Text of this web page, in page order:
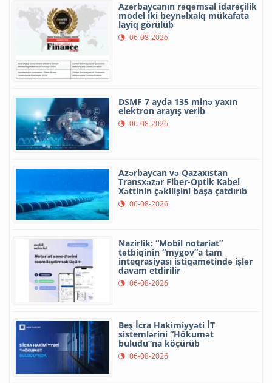
Azərbaycanın rəqəmsal idarəçilik
model iki beynəlxalq mükafata
layiq görülüb
06-08-2026
DSMF 7 ayda 135 minə yaxın
elektron arayış verib
06-08-2026
Azərbaycan və Qazaxıstan
Transxəzər Fiber-Optik Kabel
Xəttinin çəkilişini başa çatdırıb
06-08-2026
Nazirlik: “Mobil notariat”
tətbiqinin “mygov”a tam
inteqrasiyası istiqamətində işlər
davam etdirilir
06-08-2026
Beş İcra Hakimiyyəti İT
sistemlərini “Hökumət
buludu”na köçürüb
06-08-2026